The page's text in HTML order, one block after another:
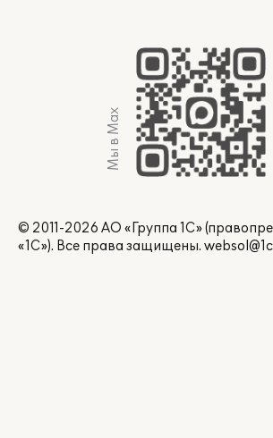
Мы в Max
© 2011-2026 АО «Группа 1С»
«1С»). Все права защищены.